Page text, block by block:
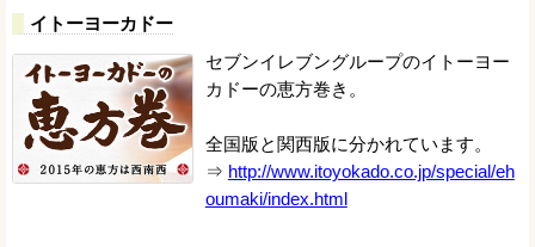
イトーヨーカドー
セブンイレブングループのイトーヨー
カドーの恵方巻き。
全国版と関西版に分かれています。
⇒ http://www.itoyokado.co.jp/special/eh
oumaki/index.html